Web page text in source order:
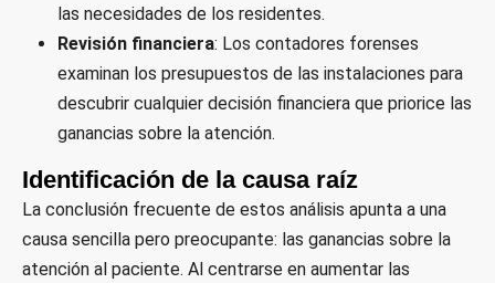
las necesidades de los residentes.
Revisión financiera: Los contadores forenses
examinan los presupuestos de las instalaciones para
descubrir cualquier decisión financiera que priorice las
ganancias sobre la atención.
Identificación de la causa raíz
La conclusión frecuente de estos análisis apunta a una
causa sencilla pero preocupante: las ganancias sobre la
atención al paciente. Al centrarse en aumentar las